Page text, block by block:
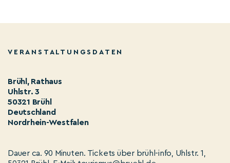
VERANSTALTUNGSDATEN
Brühl, Rathaus
Uhlstr. 3
50321 Brühl
Deutschland
Nordrhein-Westfalen
Dauer ca. 90 Minuten. Tickets über brühl-info, Uhlstr. 1,